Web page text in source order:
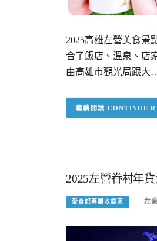
2025高雄左營美食景
合了飯店、溫泉、店
由高雄市觀光局跟大
CONTINUE
2025左營眷村年
愛食記專屬收錄區 左豪